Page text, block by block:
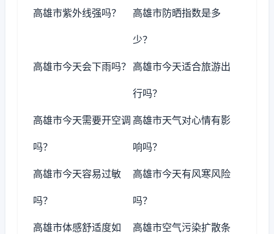
高雄市紫外线强吗？ 高雄市防晒指数是多
少？
高雄市今天会下雨吗？ 高雄市今天适合旅游出
行吗？
高雄市今天需要开空调
吗？
高雄市天气对心情有影
响吗？
高雄市今天容易过敏
吗？
高雄市今天有风寒风险
吗？
高雄市体感舒适度如 高雄市空气污染扩散条